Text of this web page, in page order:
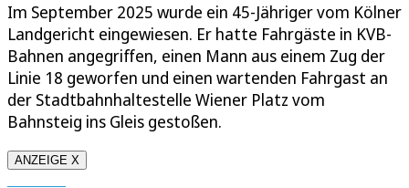
Im September 2025 wurde ein 45-Jähriger vom Kölner
Landgericht eingewiesen. Er hatte Fahrgäste in KVB-
Bahnen angegriffen, einen Mann aus einem Zug der
Linie 18 geworfen und einen wartenden Fahrgast an
der Stadtbahnhaltestelle Wiener Platz vom
Bahnsteig ins Gleis gestoßen.
ANZEIGE X